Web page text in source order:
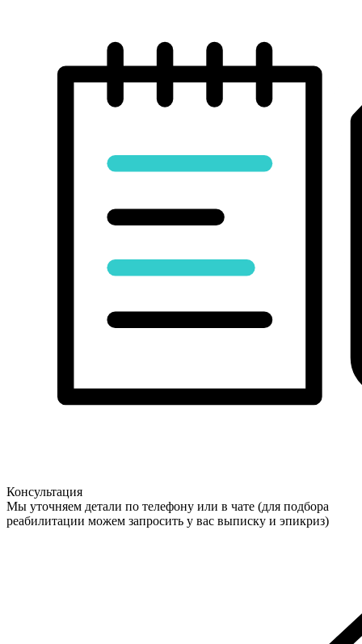
Консультация
Мы уточняем детали по телефону или в чате (для подбора
реабилитации можем запросить у вас выписку и эпикриз)